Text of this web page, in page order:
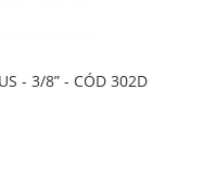
- 3/8” - CÓD 302D